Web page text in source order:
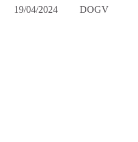
19/04/2024 DOGV